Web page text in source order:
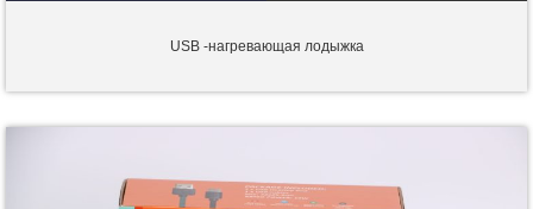
USB -нагревающая лодыжка